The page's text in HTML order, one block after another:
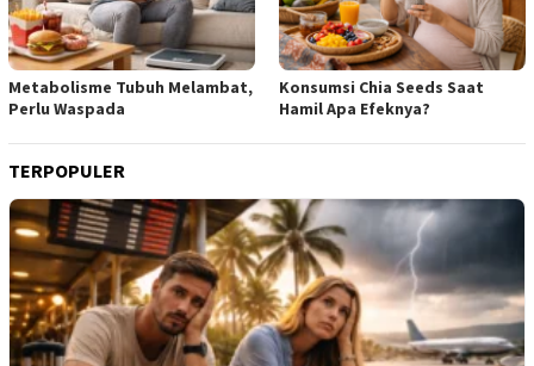
Metabolisme Tubuh Melambat,
Perlu Waspada
Konsumsi Chia Seeds Saat
Hamil Apa Efeknya?
TERPOPULER